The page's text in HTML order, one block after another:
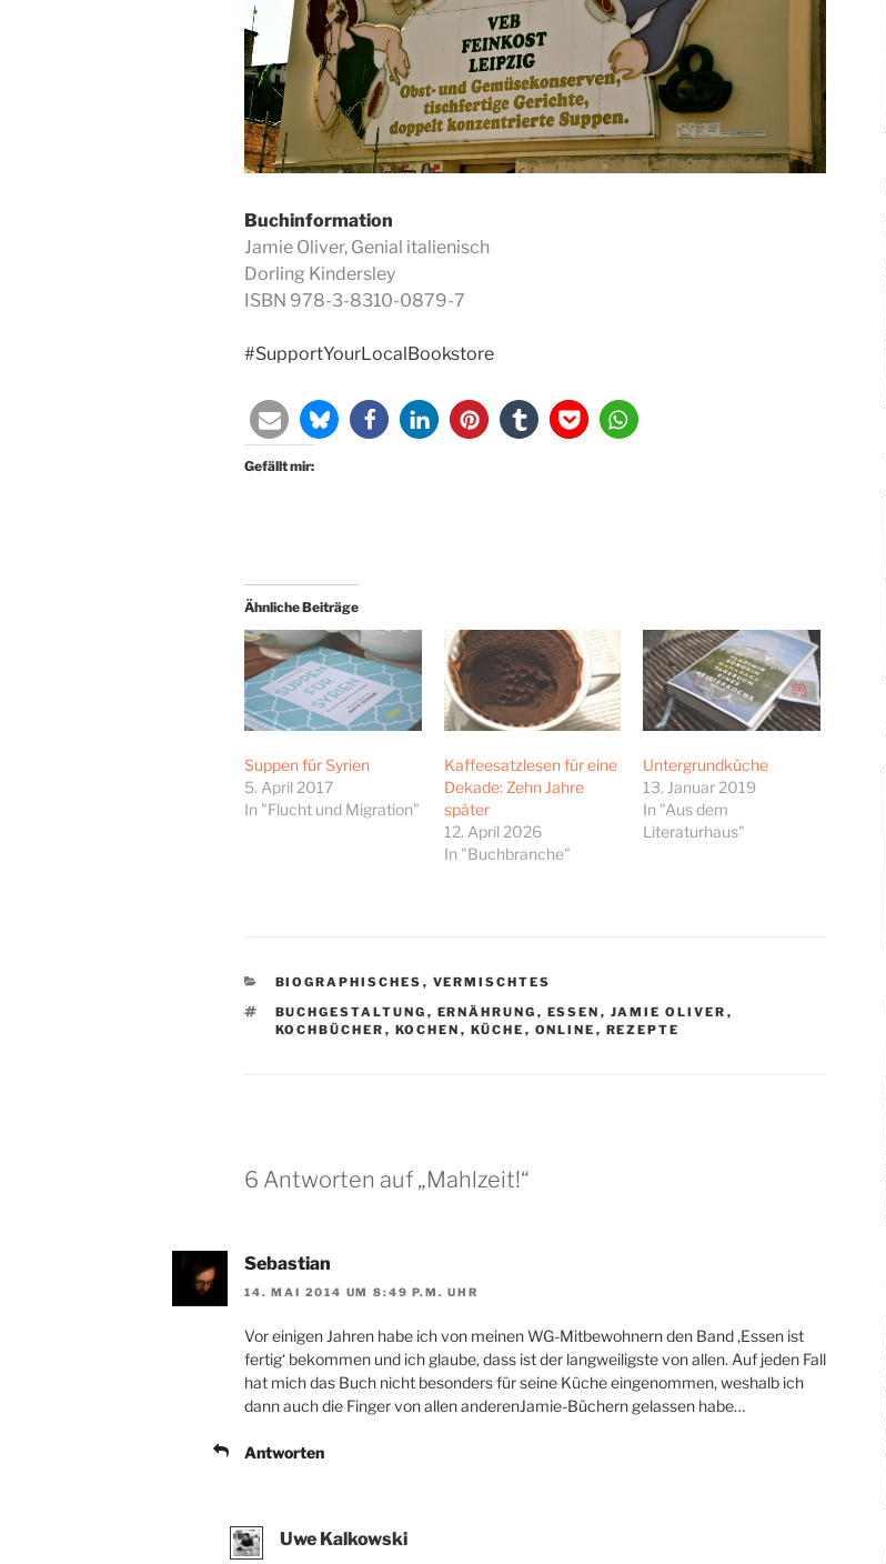
Buchinformation
Jamie Oliver, Genial italienisch
Dorling Kindersley
ISBN 978-3-8310-0879-7
#SupportYourLocalBookstore
Gefällt mir:
Ähnliche Beiträge
Suppen für Syrien
5. April 2017
In "Flucht und Migration"
Kaffeesatzlesen für eine
Dekade: Zehn Jahre
später
12. April 2026
In "Buchbranche"
Untergrundküche
13. Januar 2019
In "Aus dem
Literaturhaus"
KATEGORIEN
BIOGRAPHISCHES , VERMISCHTES
SCHLAGWÖRTER
BUCHGESTALTUNG , ERNÄHRUNG , ESSEN , JAMIE OLIVER ,
KOCHBÜCHER , KOCHEN , KÜCHE , ONLINE , REZEPTE
6 Antworten auf „Mahlzeit!“
Sebastian
14. MAI 2014 UM 8:49 P.M. UHR
Vor einigen Jahren habe ich von meinen WG-Mitbewohnern den Band ‚Essen ist
fertig‘ bekommen und ich glaube, dass ist der langweiligste von allen. Auf jeden Fall
hat mich das Buch nicht besonders für seine Küche eingenommen, weshalb ich
dann auch die Finger von allen anderenJamie-Büchern gelassen habe…
Antworten
Uwe Kalkowski